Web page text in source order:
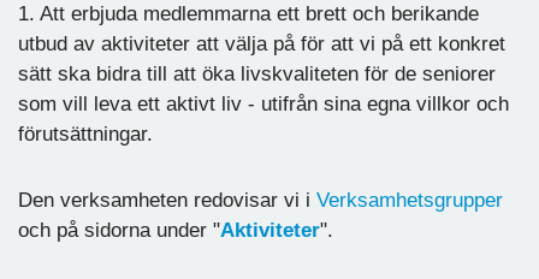
1. Att erbjuda medlemmarna ett brett och berikande
utbud av aktiviteter att välja på för att vi på ett konkret
sätt ska bidra till att öka livskvaliteten för de seniorer
som vill leva ett aktivt liv - utifrån sina egna villkor och
förutsättningar.
Den verksamheten redovisar vi i Verksamhetsgrupper
och på sidorna under "Aktiviteter".